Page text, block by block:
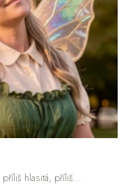
příliš hlasitá, příliš…